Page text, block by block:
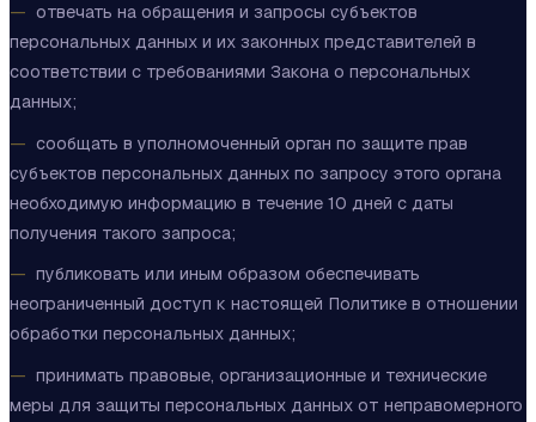
отвечать на обращения и запросы субъектов
персональных данных и их законных представителей в
соответствии с требованиями Закона о персональных
данных;
сообщать в уполномоченный орган по защите прав
субъектов персональных данных по запросу этого органа
необходимую информацию в течение 10 дней с даты
получения такого запроса;
публиковать или иным образом обеспечивать
неограниченный доступ к настоящей Политике в отношении
обработки персональных данных;
принимать правовые, организационные и технические
меры для защиты персональных данных от неправомерного